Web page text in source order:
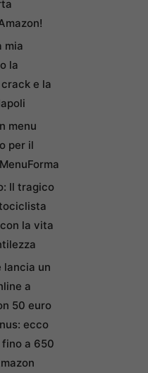
mia
la
e la
menu
per il
Il tragico
la vita
lancia un
a
50 euro
ecco
a 650